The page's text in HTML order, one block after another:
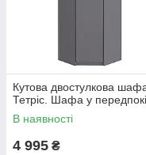
Кутова двостулкова
Тетріс. Шафа у
В наявності
4 995 ₴